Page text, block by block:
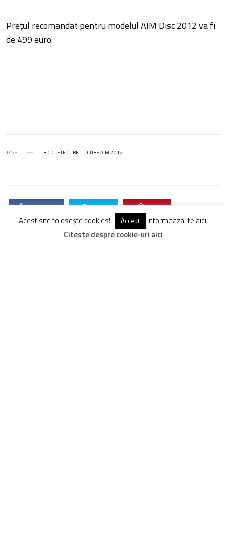
Prețul recomandat pentru modelul AIM Disc 2012 va fi
de 499 euro.
TAGS BICICLETE CUBE CUBE AIM 2012
DISTRIBUIE TWEET PIN
Acest site folosește cookies! Accept
Informeaza-te aici:
Citeste despre cookie-uri aici